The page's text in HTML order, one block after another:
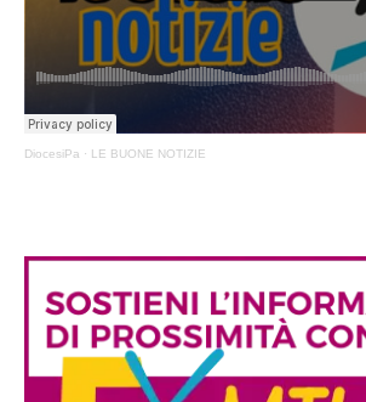
DiocesiPa · LE BUONE NOTIZIE